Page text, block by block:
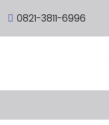
0821-3811-6996